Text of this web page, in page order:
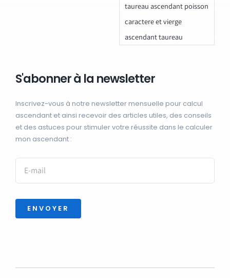
taureau ascendant poisson
caractere et vierge
ascendant taureau
S'abonner à la newsletter
Inscrivez-vous à notre newsletter mensuelle pour calcul
ascendant et ainsi recevoir des articles utiles, des conseils
et des astuces pour stimuler votre réussite dans le calculer
mon ascendant :
ENVOYER